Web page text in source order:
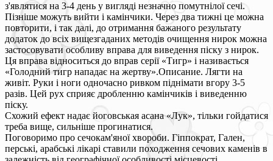
з'являтися на 3-4 день у вигляді незначно помутнілої сечі.
Пізніше можуть вийти і камінчики. Через два тижні це можна
повторити, і так далі, до отримання бажаного результату
додаток до всіх вищезгаданих методів очищення нирок можна
застосовувати особливу вправа для виведення піску з нирок.
Ця вправа відноситься до вправ серії «Тигр» і називається
«Голодний тигр нападає на жертву».Описание. Лягти на
живіт. Руки і ноги одночасно ривком піднімати вгору 3-5
разів. Цей рух сприяє дробленню камінчиків і виведенню
піску.
Схожий ефект надає йоговськая асана «Лук», тільки гойдатися
треба вище, сильніше прогинатися.
Поговоримо про сечокам'яної хвороби. Гіппократ, Гален,
перські, арабські лікарі ставили походження сечових каменів в